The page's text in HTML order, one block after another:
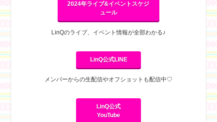
2024年ライブ&イベントスケジ
ュール
LinQのライブ、イベント情報が全部わかる♪
LinQ公式LINE
メンバーからの生配信やオフショットも配信中♡
LinQ公式
YouTube